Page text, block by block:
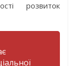
розвиток